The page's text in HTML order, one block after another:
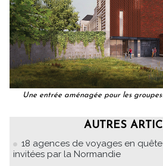
Une entrée aménagée pour les
AUTRES
18 agences de voyages en
invitées par la Normandie